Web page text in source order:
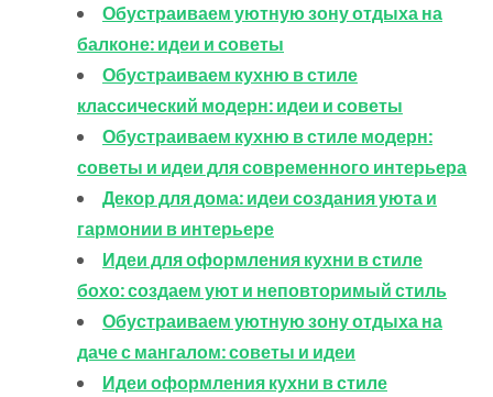
Обустраиваем уютную зону отдыха на
балконе: идеи и советы
Обустраиваем кухню в стиле
классический модерн: идеи и советы
Обустраиваем кухню в стиле модерн:
советы и идеи для современного интерьера
Декор для дома: идеи создания уюта и
гармонии в интерьере
Идеи для оформления кухни в стиле
бохо: создаем уют и неповторимый стиль
Обустраиваем уютную зону отдыха на
даче с мангалом: советы и идеи
Идеи оформления кухни в стиле